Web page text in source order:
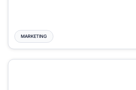
MARKETING